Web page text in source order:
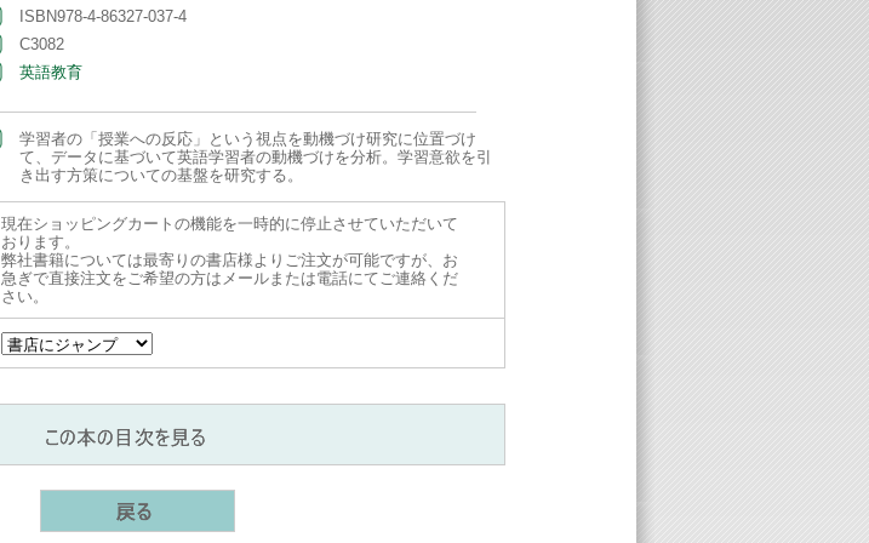
ISBN978-4-86327-037-4
C3082
英語教育
学習者の「授業への反応」という視点を動機づけ研究に位置づけ
て、データに基づいて英語学習者の動機づけを分析。学習意欲を引
き出す方策についての基盤を研究する。
現在ショッピングカートの機能を一時的に停止させていただいて
おります。
弊社書籍については最寄りの書店様よりご注文が可能ですが、お
急ぎで直接注文をご希望の方はメールまたは電話にてご連絡くだ
さい。